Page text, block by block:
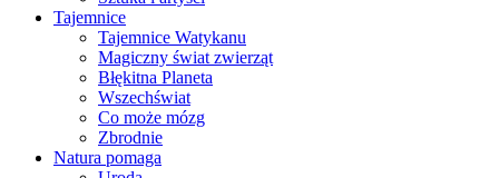
Tajemnice
Tajemnice Watykanu
Magiczny świat zwierząt
Błękitna Planeta
Wszechświat
Co może mózg
Zbrodnie
Natura pomaga